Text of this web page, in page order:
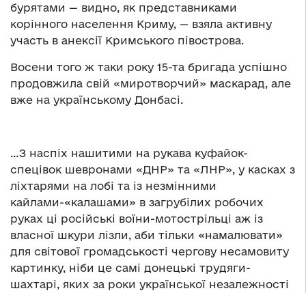
бурятами — видно, як представниками
корінного населення Криму, — взяла активну
участь в анексії Кримського півострова.
Восени того ж таки року 15-та бригада успішно
продовжила свій «миротворчий» маскарад, але
вже на українському Донбасі.
…З наспіх нашитими на рукава куфайок-
спецівок шевронами «ДНР» та «ЛНР», у касках з
ліхтарями на лобі та із незмінними
кайлами-«калашами» в загрубілих робочих
руках ці російські воїни-мотострільці аж із
власної шкури лізли, аби тільки «намалювати»
для світової громадськості чергову несамовиту
картинку, ніби це самі донецькі трудяги-
шахтарі, яких за роки української незалежності